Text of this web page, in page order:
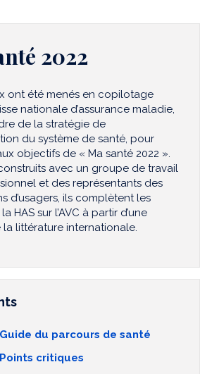
2022
ont été menés en copilotage
nationale d’assurance maladie,
de la stratégie de
du système de santé, pour
objectifs de « Ma santé 2022 ».
avec un groupe de travail
et des représentants des
d’usagers, ils complètent les
HAS sur l’AVC à partir d’une
la littérature internationale.
Guide du parcours de santé
critiques